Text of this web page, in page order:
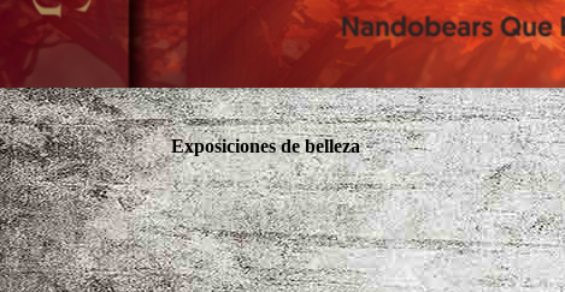
Exposiciones de belleza